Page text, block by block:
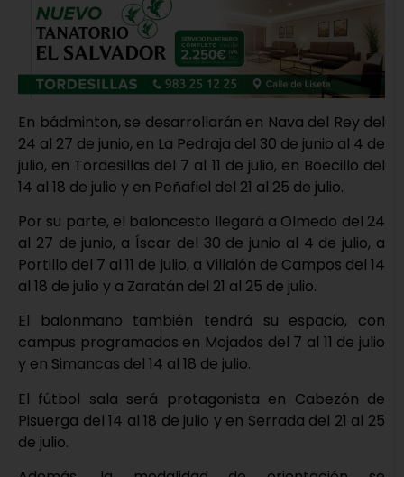
En bádminton, se desarrollarán en Nava del Rey del
24 al 27 de junio, en La Pedraja del 30 de junio al 4 de
julio, en Tordesillas del 7 al 11 de julio, en Boecillo del
14 al 18 de julio y en Peñafiel del 21 al 25 de julio.
Por su parte, el baloncesto llegará a Olmedo del 24
al 27 de junio, a Íscar del 30 de junio al 4 de julio, a
Portillo del 7 al 11 de julio, a Villalón de Campos del 14
al 18 de julio y a Zaratán del 21 al 25 de julio.
El balonmano también tendrá su espacio, con
campus programados en Mojados del 7 al 11 de julio
y en Simancas del 14 al 18 de julio.
El fútbol sala será protagonista en Cabezón de
Pisuerga del 14 al 18 de julio y en Serrada del 21 al 25
de julio.